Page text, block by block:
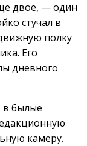
двое, — один
стучал в
полку
Его
дневного
в былые
камеру.